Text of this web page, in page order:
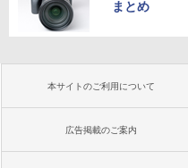
まとめ
本サイトのご利用について
広告掲載のご案内